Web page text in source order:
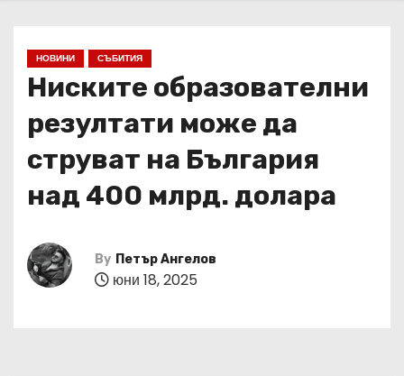
НОВИНИ СЪБИТИЯ
Ниските образователни
резултати може да
струват на България
над 400 млрд. долара
By Петър Ангелов
юни 18, 2025